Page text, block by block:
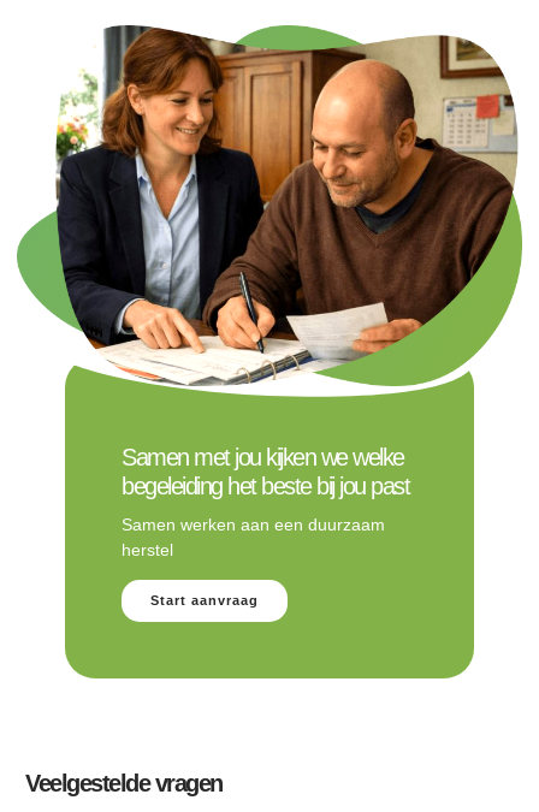
Samen met jou kijken we welke
begeleiding het beste bij jou past
Samen werken aan een duurzaam
herstel
Start aanvraag
Veelgestelde vragen